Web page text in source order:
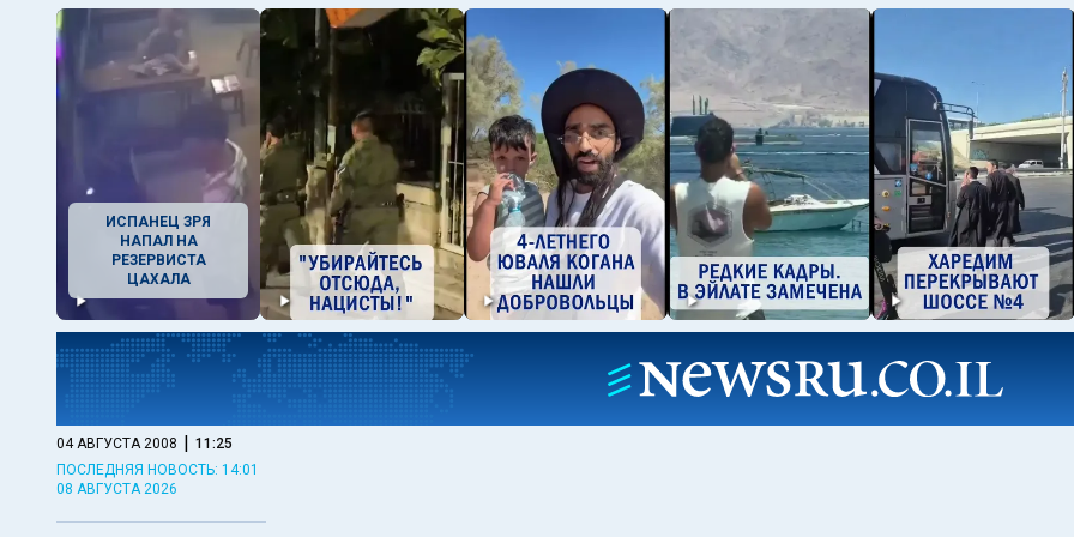
ИСПАНЕЦ ЗРЯ
НАПАЛ НА
РЕЗЕРВИСТА
ЦАХАЛА
04 АВГУСТА 2008 | 11:25
ПОСЛЕДНЯЯ НОВОСТЬ: 14:01
08 АВГУСТА 2026